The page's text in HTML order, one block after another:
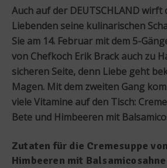
Auch auf der DEUTSCHLAND wirft
Liebenden seine kulinarischen
Sie am 14. Februar mit dem 5-
von Chefkoch Erik Brack auch zu
sicheren Seite, denn Liebe geht
Magen. Mit dem zweiten Gang
viele Vitamine auf den Tisch:
Bete und Himbeeren mit
Zutaten für die Cremesuppe
Himbeeren mit